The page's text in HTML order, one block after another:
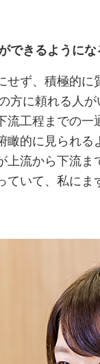
できるように
せず、積極的
方に頼れる人
流工程までの
瞰的に見られる
上流から下流
ていて、私に